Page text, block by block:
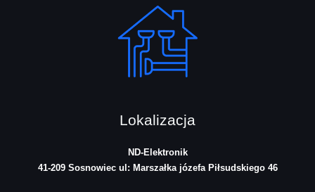
Lokalizacja
ND-Elektronik
41-209 Sosnowiec ul: Marszałka józefa Piłsudskiego 46